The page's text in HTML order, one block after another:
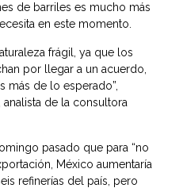
de barriles es mucho más
en este momento.
frágil, ya que los
por llegar a un acuerdo,
más de lo esperado”,
de la consultora
pasado que para “no
México aumentaría
refinerías del país, pero